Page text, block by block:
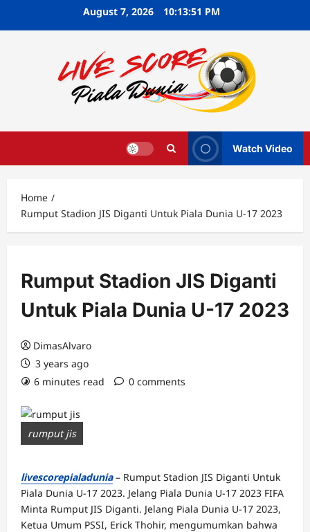
August 7, 2026 10:13:52 PM
Watch Video
Home
Rumput Stadion JIS Diganti Untuk Piala Dunia U-17 2023
Rumput Stadion JIS Diganti
Untuk Piala Dunia U-17 2023
DimasAlvaro
3 years ago
6 minutes read
0 comments
rumput jis
livescorepialadunia– Rumput Stadion JIS Diganti Untuk
Piala Dunia U-17 2023. Jelang Piala Dunia U-17 2023 FIFA
Minta Rumput JIS Diganti. Jelang Piala Dunia U-17 2023,
Ketua Umum PSSI, Erick Thohir, mengumumkan bahwa